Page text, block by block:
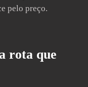
pelo preço.
rota que